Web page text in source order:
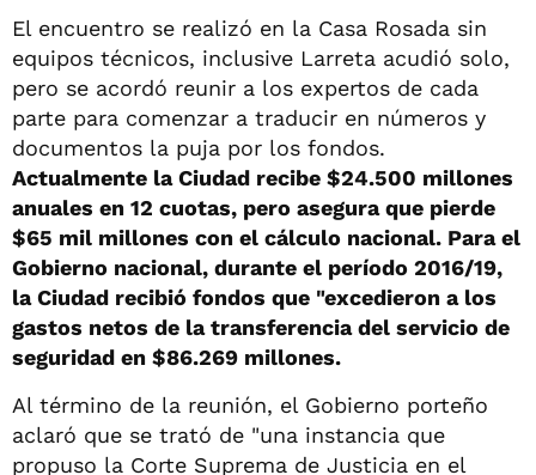
El encuentro se realizó en la Casa Rosada sin
equipos técnicos, inclusive Larreta acudió solo,
pero se acordó reunir a los expertos de cada
parte para comenzar a traducir en números y
documentos la puja por los fondos.
Actualmente la Ciudad recibe $24.500 millones
anuales en 12 cuotas, pero asegura que pierde
$65 mil millones con el cálculo nacional. Para el
Gobierno nacional, durante el período 2016/19,
la Ciudad recibió fondos que "excedieron a los
gastos netos de la transferencia del servicio de
seguridad en $86.269 millones.
Al término de la reunión, el Gobierno porteño
aclaró que se trató de "una instancia que
propuso la Corte Suprema de Justicia en el